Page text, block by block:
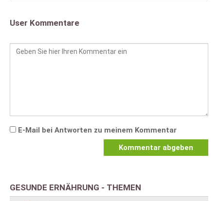
User Kommentare
E-Mail bei Antworten zu meinem Kommentar
Kommentar abgeben
GESUNDE ERNÄHRUNG - THEMEN